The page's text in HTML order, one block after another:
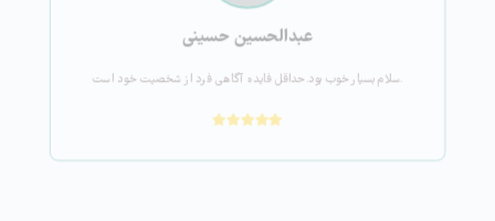
عبدالحسین حسینی